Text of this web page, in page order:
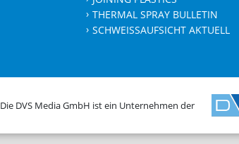
THERMAL SPRAY BULLETIN
SCHWEISSAUFSICHT AKTUELL
Die DVS Media GmbH ist ein Unternehmen der